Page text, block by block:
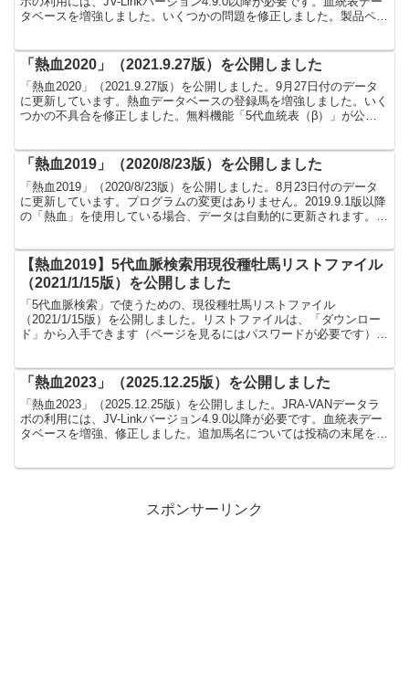
タベースを増強しました。いくつかの問題を修正しました。製品ペー
「熱血2020」（2021.9.27版）を公開しました
「熱血2020」（2021.9.27版）を公開しました。9月27日付のデータ
に更新しています。熱血データベースの登録馬を増強しました。いく
つかの不具合を修正しました。無料機能「5代血統表（β）」が公開
「熱血2019」（2020/8/23版）を公開しました
「熱血2019」（2020/8/23版）を公開しました。8月23日付のデータ
に更新しています。プログラムの変更はありません。2019.9.1版以降
の「熱血」を使用している場合、データは自動的に更新されます。無
【熱血2019】5代血脈検索用現役種牡馬リストファイル
（2021/1/15版）を公開しました
「5代血脈検索」で使うための、現役種牡馬リストファイル
（2021/1/15版）を公開しました。リストファイルは、「ダウンロー
ド」から入手できます（ページを見るにはパスワードが必要です）。
「熱血2023」（2025.12.25版）を公開しました
「熱血2023」（2025.12.25版）を公開しました。JRA-VANデータラ
ボの利用には、JV-Linkバージョン4.9.0以降が必要です。血統表デー
タベースを増強、修正しました。追加馬名については投稿の末尾をご
スポンサーリンク